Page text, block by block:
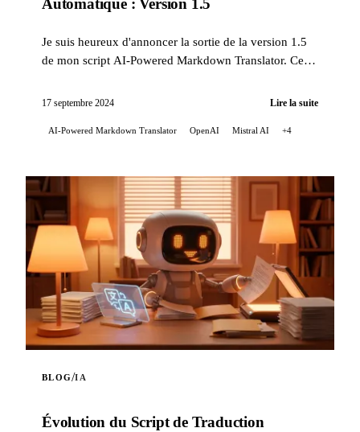
Je suis heureux d'annoncer la sortie de la version 1.5
de mon script AI-Powered Markdown Translator. Cette
17 septembre 2024 Lire la suite
AI-Powered Markdown Translator OpenAI Mistral AI +4
BLOG/IA
Évolution du Script de Traduction